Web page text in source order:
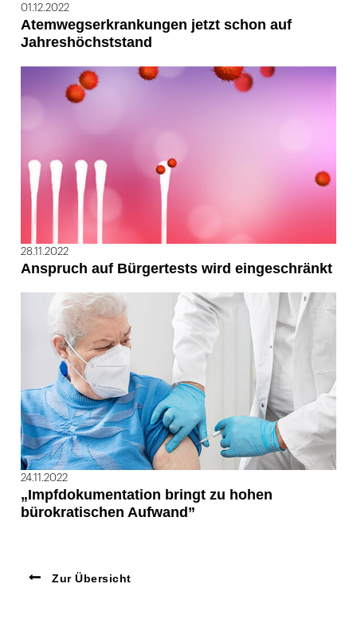
01.12.2022
Atemwegserkrankungen jetzt schon auf
Jahreshöchststand
28.11.2022
Anspruch auf Bürgertests wird eingeschränkt
24.11.2022
„Impfdokumentation bringt zu hohen
bürokratischen Aufwand”
Zur Übersicht